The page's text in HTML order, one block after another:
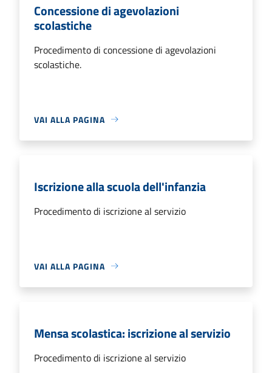
Concessione di agevolazioni
scolastiche
Procedimento di concessione di agevolazioni
scolastiche.
VAI ALLA PAGINA
Iscrizione alla scuola dell'infanzia
Procedimento di iscrizione al servizio
VAI ALLA PAGINA
Mensa scolastica: iscrizione al servizio
Procedimento di iscrizione al servizio